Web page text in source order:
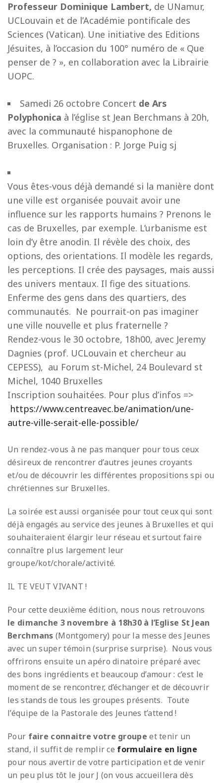
Professeur Dominique Lambert, de UNamur,
UCLouvain et de l’Académie pontificale des
Sciences (Vatican). Une initiative des Editions
Jésuites, à l’occasion du 100° numéro de « Que
penser de ? », en collaboration avec la Librairie
UOPC.
Samedi 26 octobre Concert de Ars
Polyphonica à l’église st Jean Berchmans à 20h,
avec la communauté hispanophone de
Bruxelles. Organisation : P. Jorge Puig sj
Vous êtes-vous déjà demandé si la manière dont
une ville est organisée pouvait avoir une
influence sur les rapports humains ? Prenons le
cas de Bruxelles, par exemple. L’urbanisme est
loin d’y être anodin. Il révèle des choix, des
options, des orientations. Il modèle les regards,
les perceptions. Il crée des paysages, mais aussi
des univers mentaux. Il fige des situations.
Enferme des gens dans des quartiers, des
communautés. Ne pourrait-on pas imaginer
une ville nouvelle et plus fraternelle ?
Rendez-vous le 30 octobre, 18h00, avec Jeremy
Dagnies (prof. UCLouvain et chercheur au
CEPESS), au Forum st-Michel, 24 Boulevard st
Michel, 1040 Bruxelles
Inscription souhaitées. Pour plus d’infos =>
https://www.centreavec.be/animation/une-
autre-ville-serait-elle-possible/
Un rendez-vous à ne pas manquer pour tous ceux
désireux de rencontrer d’autres jeunes croyants
et/ou de découvrir les différentes propositions spi ou
chrétiennes sur Bruxelles.
La soirée est aussi organisée pour tout ceux qui sont
déjà engagés au service des jeunes à Bruxelles et qui
souhaiteraient élargir leur réseau et surtout faire
connaître plus largement leur
groupe/kot/chorale/activité.
IL TE VEUT VIVANT !
Pour cette deuxième édition, nous nous retrouvons
le dimanche 3 novembre à 18h30 à l’Eglise St Jean
Berchmans (Montgomery) pour la messe des Jeunes
avec un super témoin (surprise surprise). Nous vous
offrirons ensuite un apéro dinatoire préparé avec
des bons ingrédients et beaucoup d’amour : c’est le
moment de se rencontrer, d’échanger et de découvrir
les stands de tous les groupes présents. Toute
l’équipe de la Pastorale des Jeunes t’attend !
Pour faire connaitre votre groupe et tenir un
stand, il suffit de remplir ce formulaire en ligne
pour nous avertir de votre participation et de venir
un peu plus tôt le jour J (on vous accueillera dès